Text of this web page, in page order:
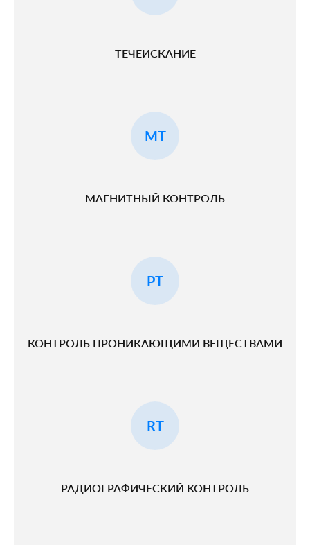
ТЕЧЕИСКАНИЕ
MT
МАГНИТНЫЙ КОНТРОЛЬ
PT
КОНТРОЛЬ ПРОНИКАЮЩИМИ ВЕЩЕСТВАМИ
RT
РАДИОГРАФИЧЕСКИЙ КОНТРОЛЬ